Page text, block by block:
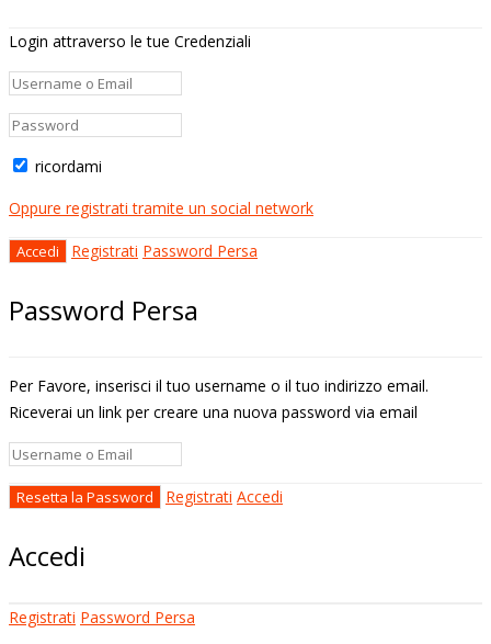
Login attraverso le tue Credenziali
ricordami
Oppure registrati tramite un social network
Registrati Password Persa
Password Persa
Per Favore, inserisci il tuo username o il tuo indirizzo email.
Riceverai un link per creare una nuova password via email
Registrati Accedi
Accedi
Registrati Password Persa